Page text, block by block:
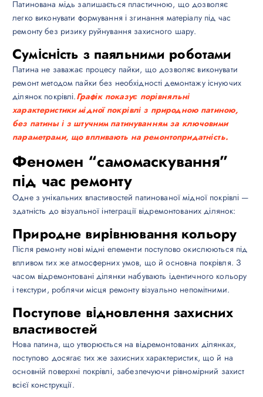
Патинована мідь залишається пластичною, що дозволяє
легко виконувати формування і згинання матеріалу під час
ремонту без ризику руйнування захисного шару.
Сумісність з паяльними роботами
Патина не заважає процесу пайки, що дозволяє виконувати
ремонт методом пайки без необхідності демонтажу існуючих
ділянок покрівлі.Графік показує порівняльні
характеристики мідної покрівлі з природною патиною,
без патины і з штучним патинуванням за ключовими
параметрами, що впливають на ремонтопридатність.
Феномен “самомаскування”
під час ремонту
Одне з унікальних властивостей патинованої мідної покрівлі —
здатність до візуальної інтеграції відремонтованих ділянок:
Природне вирівнювання кольору
Після ремонту нові мідні елементи поступово окислюються під
впливом тих же атмосферних умов, що й основна покрівля. З
часом відремонтовані ділянки набувають ідентичного кольору
і текстури, роблячи місця ремонту візуально непомітними.
Поступове відновлення захисних
властивостей
Нова патина, що утворюється на відремонтованих ділянках,
поступово досягає тих же захисних характеристик, що й на
основній поверхні покрівлі, забезпечуючи рівномірний захист
всієї конструкції.